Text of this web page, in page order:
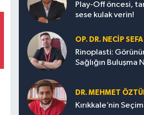
Play-Off öncesi,
sese kulak verin!
OP. DR. NECIP
Rinoplasti:
Sağlığın Buluşma
DR. MEHMET
Kırıkkale’nin